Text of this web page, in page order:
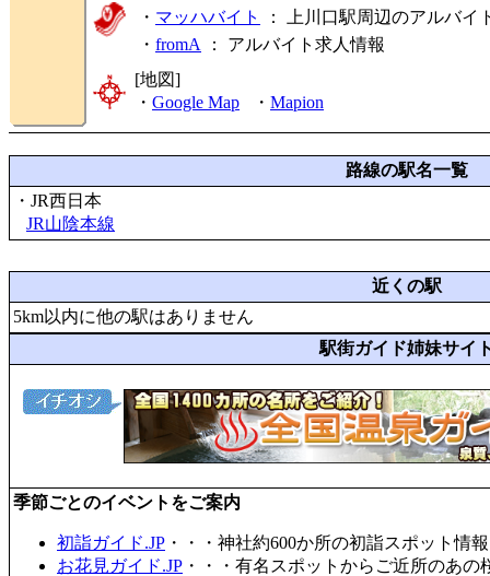
・ マッハバイト
： 上川口駅周辺のアルバイ
・ fromA ： アルバイト求人情報
[地図]
・ Google Map ・ Mapion
路線の駅名一覧
・JR西日本
JR山陰本線
近くの駅
5km以内に他の駅はありません
駅街ガイド姉妹サイ
季節ごとのイベントをご案内
初詣ガイド.JP ・・・神社約600か所の初詣スポット情
お花見ガイド.JP ・・・有名スポットからご近所のあ